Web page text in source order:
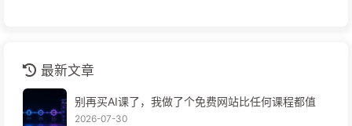
最新文章
别再买AI课了，我做了个免费网站比任何课程都值
2026-07-30